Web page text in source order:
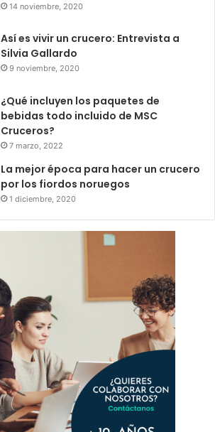
14 noviembre, 2020
Así es vivir un crucero: Entrevista a
Silvia Gallardo
9 noviembre, 2020
¿Qué incluyen los paquetes de
bebidas todo incluido de MSC
Cruceros?
7 marzo, 2022
La mejor época para hacer un crucero
por los fiordos noruegos
1 diciembre, 2020